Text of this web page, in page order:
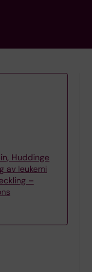
Huddinge
av leukemi
–